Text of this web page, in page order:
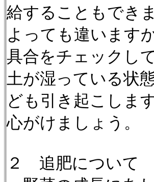
給することもでき
よっても違います
具合をチェックし
土が湿っている状
ども引き起こしま
心がけましょう。
２ 追肥について